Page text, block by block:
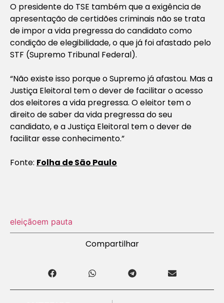
O presidente do TSE também que a exigência de
apresentação de certidões criminais não se trata
de impor a vida pregressa do candidato como
condição de elegibilidade, o que já foi afastado pelo
STF (Supremo Tribunal Federal).
“Não existe isso porque o Supremo já afastou. Mas a
Justiça Eleitoral tem o dever de facilitar o acesso
dos eleitores a vida pregressa. O eleitor tem o
direito de saber da vida pregressa do seu
candidato, e a Justiça Eleitoral tem o dever de
facilitar esse conhecimento.”
Fonte: Folha de São Paulo
eleiçãoem pauta
Compartilhar